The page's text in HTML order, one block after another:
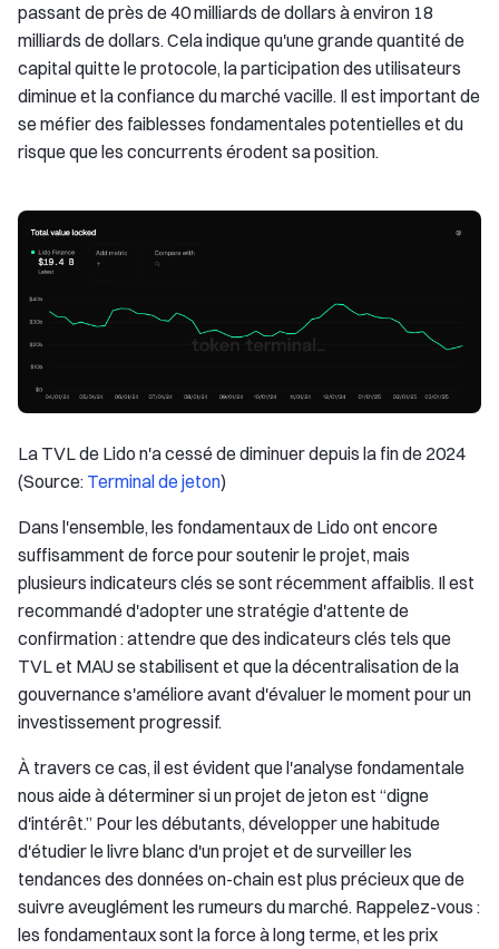
passant de près de 40 milliards de dollars à environ 18
milliards de dollars. Cela indique qu'une grande quantité de
capital quitte le protocole, la participation des utilisateurs
diminue et la confiance du marché vacille. Il est important de
se méfier des faiblesses fondamentales potentielles et du
risque que les concurrents érodent sa position.
La TVL de Lido n'a cessé de diminuer depuis la fin de 2024
(Source: Terminal de jeton)
Dans l'ensemble, les fondamentaux de Lido ont encore
suffisamment de force pour soutenir le projet, mais
plusieurs indicateurs clés se sont récemment affaiblis. Il est
recommandé d'adopter une stratégie d'attente de
confirmation : attendre que des indicateurs clés tels que
TVL et MAU se stabilisent et que la décentralisation de la
gouvernance s'améliore avant d'évaluer le moment pour un
investissement progressif.
À travers ce cas, il est évident que l'analyse fondamentale
nous aide à déterminer si un projet de jeton est “digne
d'intérêt.” Pour les débutants, développer une habitude
d'étudier le livre blanc d'un projet et de surveiller les
tendances des données on-chain est plus précieux que de
suivre aveuglément les rumeurs du marché. Rappelez-vous :
les fondamentaux sont la force à long terme, et les prix